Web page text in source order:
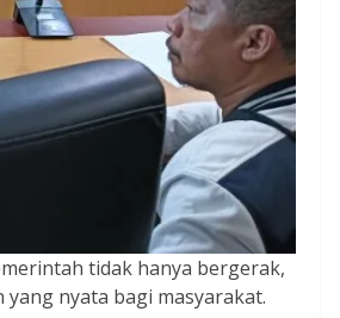
tidak hanya bergerak,
nyata bagi masyarakat.